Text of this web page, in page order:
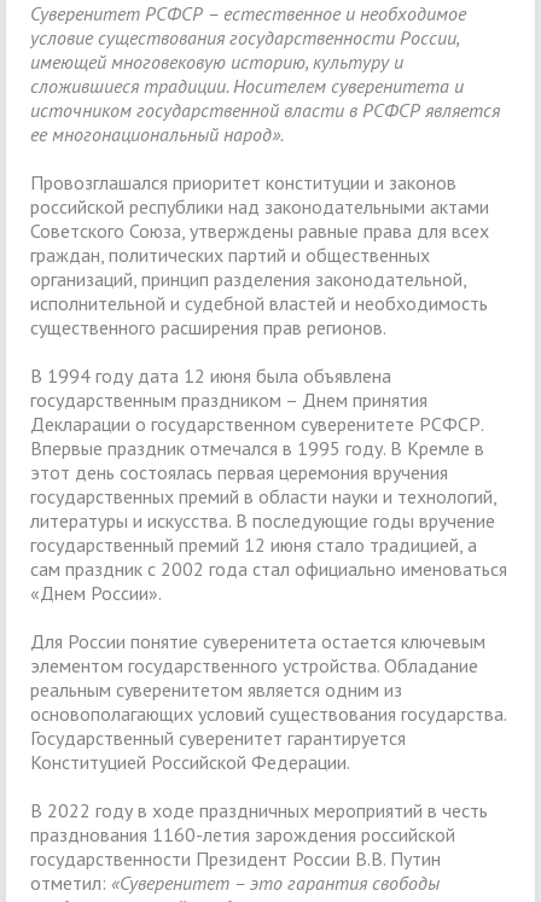
Суверенитет РСФСР – естественное и необходимое
условие существования государственности России,
имеющей многовековую историю, культуру и
сложившиеся традиции. Носителем суверенитета и
источником государственной власти в РСФСР является
ее многонациональный народ».
Провозглашался приоритет конституции и законов
российской республики над законодательными актами
Советского Союза, утверждены равные права для всех
граждан, политических партий и общественных
организаций, принцип разделения законодательной,
исполнительной и судебной властей и необходимость
существенного расширения прав регионов.
В 1994 году дата 12 июня была объявлена
государственным праздником – Днем принятия
Декларации о государственном суверенитете РСФСР.
Впервые праздник отмечался в 1995 году. В Кремле в
этот день состоялась первая церемония вручения
государственных премий в области науки и технологий,
литературы и искусства. В последующие годы вручение
государственный премий 12 июня стало традицией, а
сам праздник с 2002 года стал официально именоваться
«Днем России».
Для России понятие суверенитета остается ключевым
элементом государственного устройства. Обладание
реальным суверенитетом является одним из
основополагающих условий существования государства.
Государственный суверенитет гарантируется
Конституцией Российской Федерации.
В 2022 году в ходе праздничных мероприятий в честь
празднования 1160-летия зарождения российской
государственности Президент России В.В. Путин
отметил: «Суверенитет – это гарантия свободы